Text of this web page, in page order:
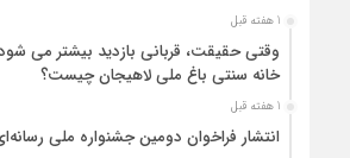
1 هفته قبل
وقتی حقیقت، قربانی بازدید بیشتر می
خانه سنتی باغ ملی لاهیجان چیست؟
1 هفته قبل
انتشار فراخوان دومین جشنواره ملی